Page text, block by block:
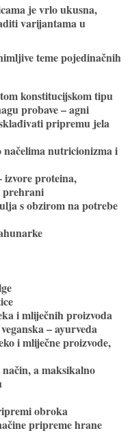
je vrlo ukusna,
varijantama u
teme pojedinačnih
konstitucijskom tipu
probave – agni
pripremu jela
nutricionizma i
izvore proteina,
prehrani
s obzirom na potrebe
i mliječnih proizvoda
– ayurveda
i mliječne proizvode,
a maksikalno
obroka
pripreme hrane